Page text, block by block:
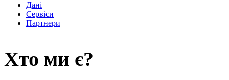
Дані
Сервіси
Партнери
Хто ми є?